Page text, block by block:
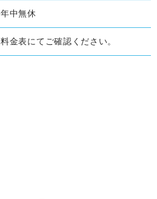
年中無休
料金表にてご確認ください。